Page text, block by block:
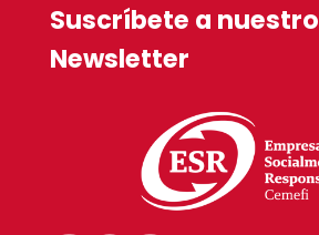
Suscríbete a nuestro
Newsletter